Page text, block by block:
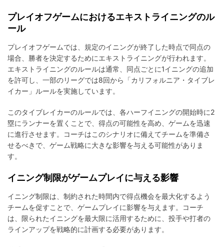
プレイオフゲームにおけるエキストライニングのル
ール
プレイオフゲームでは、規定のイニングが終了した時点で同点の
場合、勝者を決定するためにエキストライニングが行われます。
エキストライニングのルールは通常、同点ごとに1イニングの追加
を許可し、一部のリーグでは8回から「カリフォルニア・タイブレ
イカー」ルールを実施しています。
このタイブレイカーのルールでは、各ハーフイニングの開始時に2
塁にランナーを置くことで、得点の可能性を高め、ゲームを迅速
に進行させます。コーチはこのシナリオに備えてチームを準備さ
せるべきで、ゲーム戦略に大きな影響を与える可能性がありま
す。
イニング制限がゲームプレイに与える影響
イニング制限は、制約された時間内で得点機会を最大化するよう
チームを促すことで、ゲームプレイに影響を与えます。コーチ
は、限られたイニングを最大限に活用するために、投手や打者の
ラインアップを戦略的に計画する必要があります。